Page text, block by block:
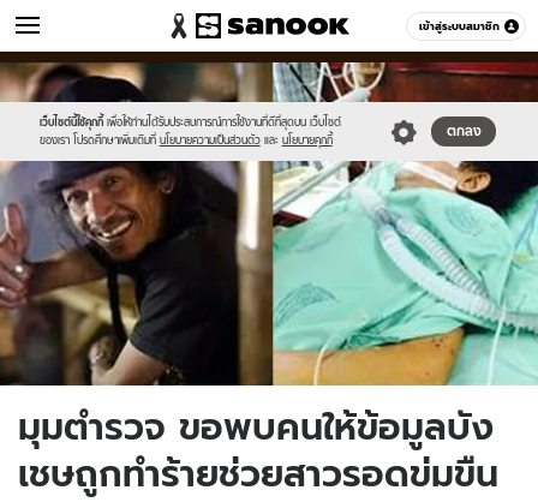
เข้าสู่ระบบสมาชิก
ข่าว หมวดอื่นๆ
เว็บไซต์นี้ใช้คุกกี้ เพื่อให้ท่านได้รับประสบการณ์การใช้งานที่ดีที่สุดบน เว็บไซต์
ของเรา โปรดศึกษาเพิ่มเติมที่ นโยบายความเป็นส่วนตัว และ นโยบายคุกกี้
ตกลง
Sanook
//s.isanook.com/sr/0/images/logo-
new-
sanook.png
600
60
//s.isanook.com/ns/0/ud/372/1861914/9.jpg
มุมตำรวจ ขอพบคนให้ข้อมูลบัง
เชษถูกทำร้ายช่วยสาวรอดข่มขืน